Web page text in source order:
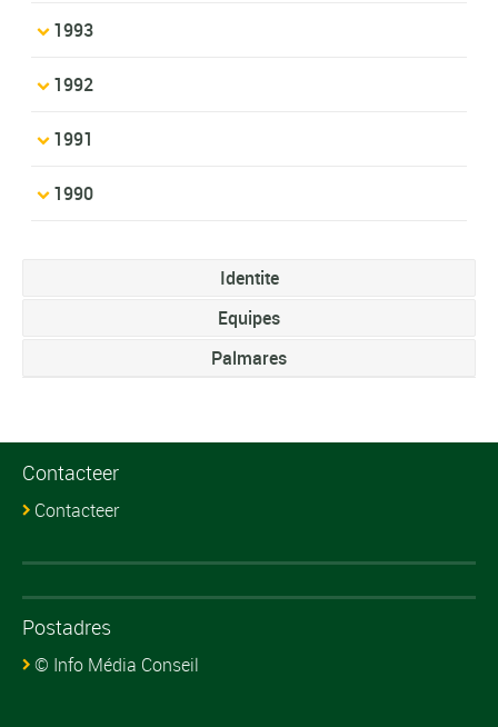
1993
1992
1991
1990
Identite
Equipes
Palmares
Contacteer
Contacteer
Postadres
© Info Média Conseil